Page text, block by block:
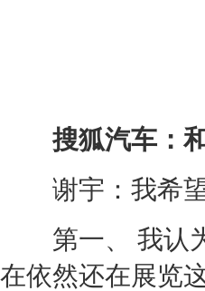
搜狐汽车：和
谢宇：我希望
第一、 我认为
在依然还在展览